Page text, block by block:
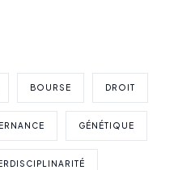
BOURSE DROIT
GÉNÉTIQUE